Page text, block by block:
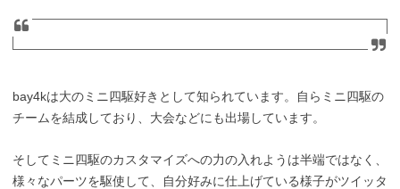
bay4kは大のミニ四駆好きとして知られています。自らミニ四駆の
チームを結成しており、大会などにも出場しています。
そしてミニ四駆のカスタマイズへの力の入れようは半端ではなく、
様々なパーツを駆使して、自分好みに仕上げている様子がツイッタ